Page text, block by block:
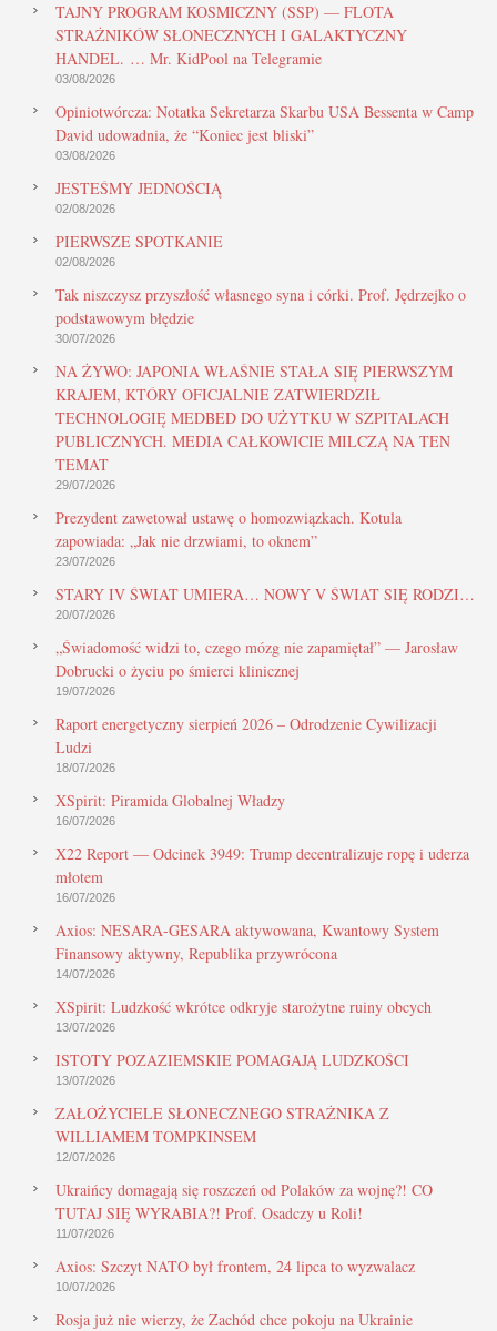
TAJNY PROGRAM KOSMICZNY (SSP) — FLOTA
STRAŻNIKÓW SŁONECZNYCH I GALAKTYCZNY
HANDEL. … Mr. KidPool na Telegramie
03/08/2026
Opiniotwórcza: Notatka Sekretarza Skarbu USA Bessenta w Camp
David udowadnia, że “Koniec jest bliski”
03/08/2026
JESTEŚMY JEDNOŚCIĄ
02/08/2026
PIERWSZE SPOTKANIE
02/08/2026
Tak niszczysz przyszłość własnego syna i córki. Prof. Jędrzejko o
podstawowym błędzie
30/07/2026
NA ŻYWO: JAPONIA WŁAŚNIE STAŁA SIĘ PIERWSZYM
KRAJEM, KTÓRY OFICJALNIE ZATWIERDZIŁ
TECHNOLOGIĘ MEDBED DO UŻYTKU W SZPITALACH
PUBLICZNYCH. MEDIA CAŁKOWICIE MILCZĄ NA TEN
TEMAT
29/07/2026
Prezydent zawetował ustawę o homozwiązkach. Kotula
zapowiada: „Jak nie drzwiami, to oknem”
23/07/2026
STARY IV ŚWIAT UMIERA… NOWY V ŚWIAT SIĘ RODZI…
20/07/2026
„Świadomość widzi to, czego mózg nie zapamiętał” — Jarosław
Dobrucki o życiu po śmierci klinicznej
19/07/2026
Raport energetyczny sierpień 2026 – Odrodzenie Cywilizacji
Ludzi
18/07/2026
XSpirit: Piramida Globalnej Władzy
16/07/2026
X22 Report — Odcinek 3949: Trump decentralizuje ropę i uderza
młotem
16/07/2026
Axios: NESARA-GESARA aktywowana, Kwantowy System
Finansowy aktywny, Republika przywrócona
14/07/2026
XSpirit: Ludzkość wkrótce odkryje starożytne ruiny obcych
13/07/2026
ISTOTY POZAZIEMSKIE POMAGAJĄ LUDZKOŚCI
13/07/2026
ZAŁOŻYCIELE SŁONECZNEGO STRAŻNIKA Z
WILLIAMEM TOMPKINSEM
12/07/2026
Ukraińcy domagają się roszczeń od Polaków za wojnę?! CO
TUTAJ SIĘ WYRABIA?! Prof. Osadczy u Roli!
11/07/2026
Axios: Szczyt NATO był frontem, 24 lipca to wyzwalacz
10/07/2026
Rosja już nie wierzy, że Zachód chce pokoju na Ukrainie